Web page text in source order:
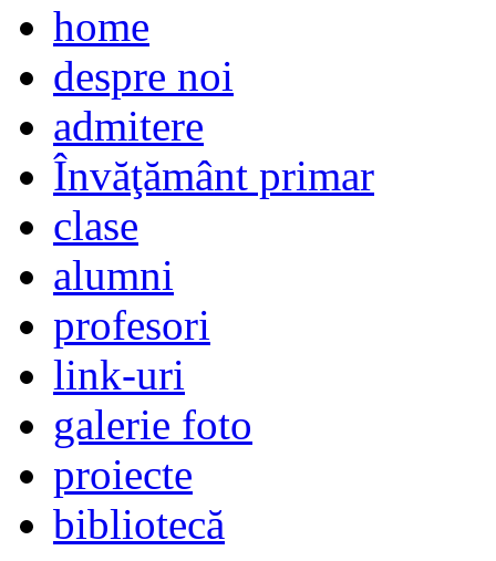
home
despre noi
admitere
Învăţământ primar
clase
alumni
profesori
link-uri
galerie foto
proiecte
bibliotecă